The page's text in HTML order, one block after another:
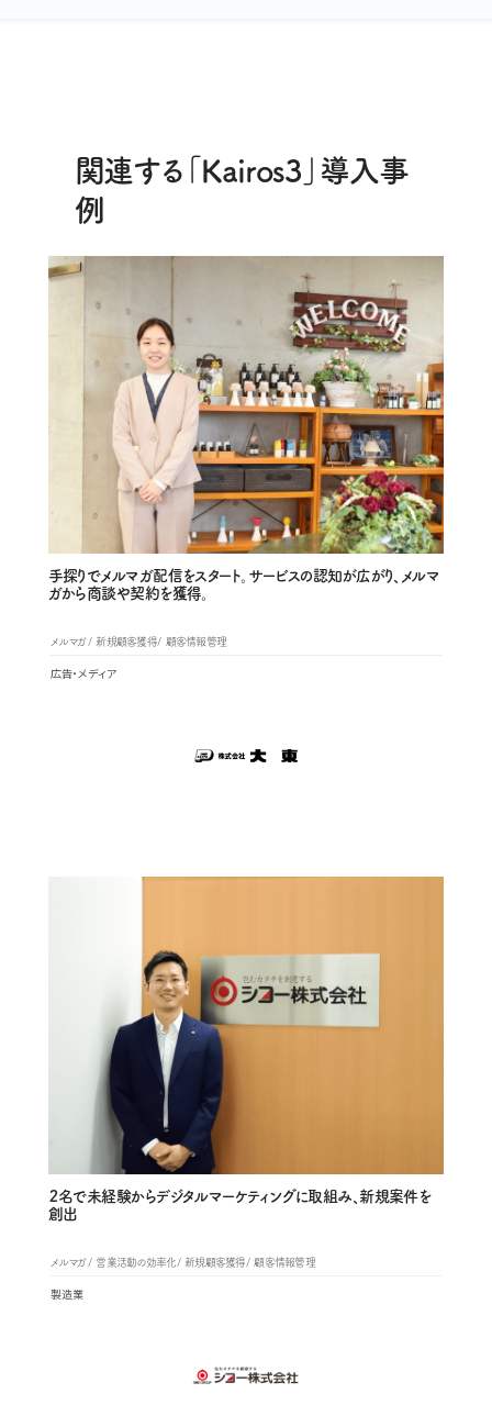
関連する「Kairos3」導入事
例
手探りでメルマガ配信をスタート。サービスの認知が広がり、メルマ
ガから商談や契約を獲得。
メルマガ 新規顧客獲得 顧客情報管理
広告・メディア
２名で未経験からデジタルマーケティングに取組み、新規案件を
創出
メルマガ 営業活動の効率化 新規顧客獲得 顧客情報管理
製造業